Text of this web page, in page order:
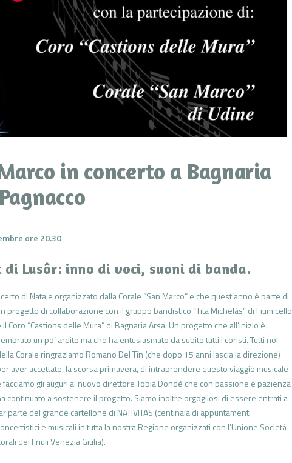
in concerto a Bagnaria
ore 20.30
Lusôr: inno di voci, suoni di banda.
di Natale organizzato dalla Corale “San Marco” e che quest’anno è parte di
progetto di collaborazione con il gruppo bandistico “Tita Michelás” di Fiumicello
il Coro “Castions delle Mura” di Bagnaria Arsa. Un progetto che all’inizio è
un po’ ardito ma che ha entusiasmato da subito tutti i coristi. Tutti noi
Corale ringraziamo Romano Del Tin (che dopo 15 anni lascia la direzione)
aver accettato, la scorsa primavera, di intraprendere questo viaggio musicale
facciamo gli auguri al nuovo direttore Tobia Dondè che con passione e pazienza
continuato a sostenere il progetto. Siamo inoltre orgogliosi di essere entrati a
parte del grande cartellone di NATIVITAS (centinaia di appuntamenti
e musicali in tutta la nostra Regione organizzati con l’Unione Società
del Friuli Venezia Giulia).